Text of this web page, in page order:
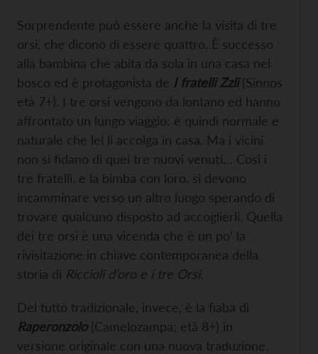
Sorprendente può essere anche la visita di tre
orsi, che dicono di essere quattro. È successo
alla bambina che abita da sola in una casa nel
bosco ed è protagonista de I fratelli Zzli (Sinnos
età 7+). I tre orsi vengono da lontano ed hanno
affrontato un lungo viaggio: è quindi normale e
naturale che lei li accolga in casa. Ma i vicini
non si fidano di quei tre nuovi venuti… Così i
tre fratelli, e la bimba con loro, si devono
incamminare verso un altro luogo sperando di
trovare qualcuno disposto ad accoglierli. Quella
dei tre orsi è una vicenda che è un po’ la
rivisitazione in chiave contemporanea della
storia di Riccioli d’oro e i tre Orsi.
Del tutto tradizionale, invece, è la fiaba di
Raperonzolo(Camelozampa; età 8+) in
versione originale con una nuova traduzione.